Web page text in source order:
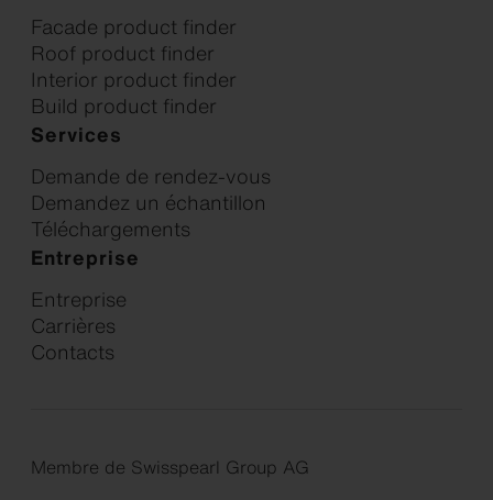
Facade product finder
Roof product finder
Interior product finder
Build product finder
Services
Demande de rendez-vous
Demandez un échantillon
Téléchargements
Entreprise
Entreprise
Carrières
Contacts
Membre de Swisspearl Group AG